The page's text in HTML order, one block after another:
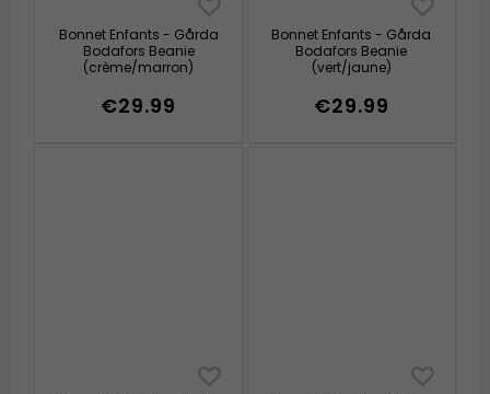
Bonnet Enfants - Gårda
Bodafors Beanie
(crème/marron)
€29.99
Bonnet Enfants - Gårda
Bodafors Beanie
(vert/jaune)
€29.99